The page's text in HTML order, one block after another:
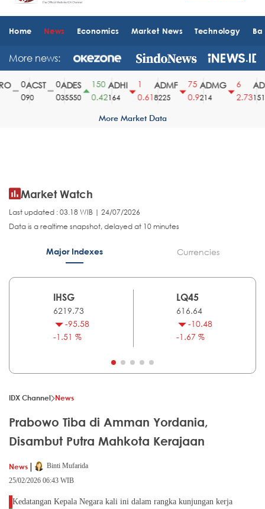
Home News Economics Market News Technology
More news:
ACST
90
ADES
35550
150
0.42
ADHI
164
0.61
ADMF
8225
75
0.9
ADMG
214
2.731510
More Market Data
Market Watch
Last updated : 03.18 WIB | 24/07/2026
Data is a realtime snapshot, delayed at 10 minutes
Major Indexes Currencies
IHSG
6219.73
-95.58
-1.51 %
LQ45
616.64
-10.48
-1.67 %
IDX Channel News
Prabowo Tiba di Amman Yordania,
Disambut Putra Mahkota Kerajaan
News |
Binti Mufarida
25/02/2026 06:43 WIB
Kedatangan Kepala Negara kali ini dalam rangka kunjungan kerja